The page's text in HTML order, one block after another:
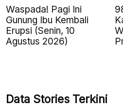
Waspada! Pagi Ini
Gunung Ibu Kembali
Erupsi (Senin, 10
Agustus 2026)
Data Stories Terkini